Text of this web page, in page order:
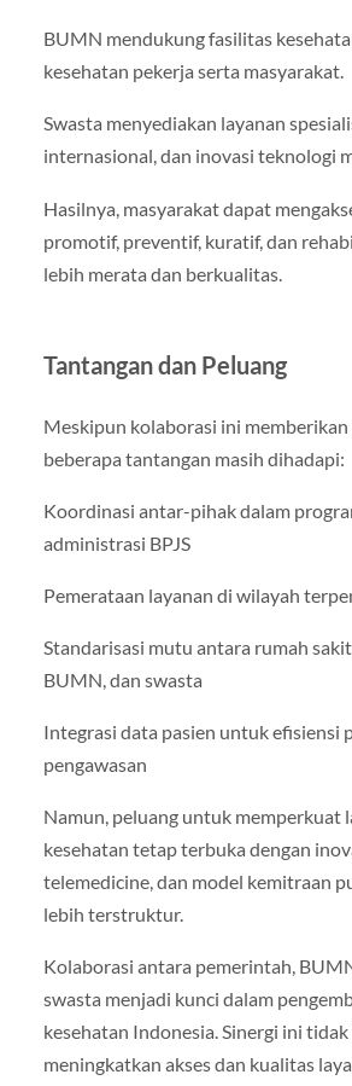
BUMN mendukung fasilitas
kesehatan pekerja serta masyarakat.
Swasta menyediakan layanan
internasional, dan inovasi teknologi
Hasilnya, masyarakat dapat
promotif, preventif, kuratif, dan
lebih merata dan berkualitas.
Tantangan dan Peluang
Meskipun kolaborasi ini memberikan
beberapa tantangan masih dihadapi:
Koordinasi antar-pihak dalam
administrasi BPJS
Pemerataan layanan di wilayah
Standarisasi mutu antara rumah
BUMN, dan swasta
Integrasi data pasien untuk efisiensi
pengawasan
Namun, peluang untuk memperkuat
kesehatan tetap terbuka dengan
telemedicine, dan model kemitraan
lebih terstruktur.
Kolaborasi antara pemerintah,
swasta menjadi kunci dalam
kesehatan Indonesia. Sinergi ini tidak
meningkatkan akses dan kualitas